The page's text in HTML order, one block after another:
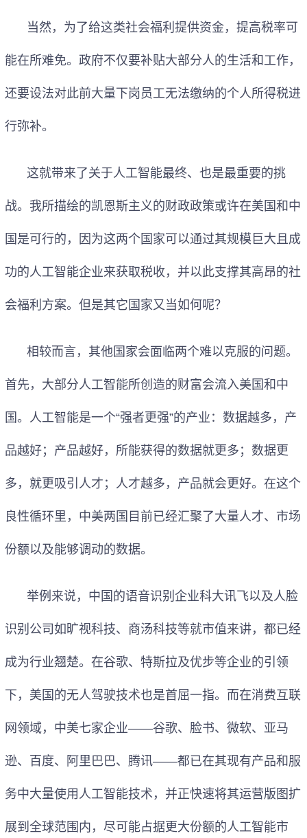
当然，为了给这类社会福利提供资金，提高税率可
能在所难免。政府不仅要补贴大部分人的生活和工作，
还要设法对此前大量下岗员工无法缴纳的个人所得税进
行弥补。
这就带来了关于人工智能最终、也是最重要的挑
战。我所描绘的凯恩斯主义的财政政策或许在美国和中
国是可行的，因为这两个国家可以通过其规模巨大且成
功的人工智能企业来获取税收，并以此支撑其高昂的社
会福利方案。但是其它国家又当如何呢？
相较而言，其他国家会面临两个难以克服的问题。
首先，大部分人工智能所创造的财富会流入美国和中
国。人工智能是一个“强者更强”的产业：数据越多，产
品越好；产品越好，所能获得的数据就更多；数据更
多，就更吸引人才；人才越多，产品就会更好。在这个
良性循环里，中美两国目前已经汇聚了大量人才、市场
份额以及能够调动的数据。
举例来说，中国的语音识别企业科大讯飞以及人脸
识别公司如旷视科技、商汤科技等就市值来讲，都已经
成为行业翘楚。在谷歌、特斯拉及优步等企业的引领
下，美国的无人驾驶技术也是首屈一指。而在消费互联
网领域，中美七家企业——谷歌、脸书、微软、亚马
逊、百度、阿里巴巴、腾讯——都已在其现有产品和服
务中大量使用人工智能技术，并正快速将其运营版图扩
展到全球范围内，尽可能占据更大份额的人工智能市